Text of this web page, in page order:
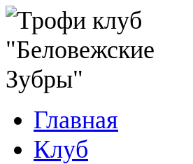
Главная
Клуб